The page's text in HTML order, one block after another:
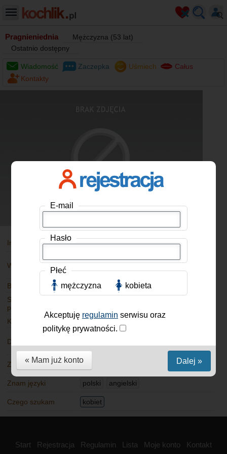
Pragnieniednia
Mężczyzna (53 lat)
Ostatnio dostępny
Wiadomość Zaczepka Uśmiech
Całus
Kontakty
Imię Mieszkam USA
Wiek 53 lat Jak mieszkam
Ze
znajomymi
Budowa ciała
Wzrost
Stosunek do
papierosów
Kolor oczu
Kolor włosów
Dzieci
separacji
Zawód Inne
Znam języki polski angielski
Czego szukam kobiet
Start Rejestracja Regulamin Lista Moje konto Kontakt
E-mail
Hasło
Płeć
mężczyzna
kobieta
Akceptuję regulamin serwisu oraz
politykę prywatności.
« Mam już konto Dalej »